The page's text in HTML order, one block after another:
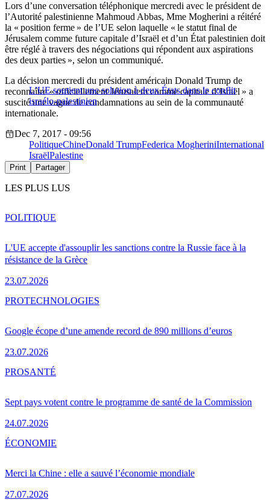
Lors d’une conversation téléphonique mercredi avec le président de
l’Autorité palestinienne Mahmoud Abbas, Mme Mogherini a réitéré
la « position ferme » de l’UE selon laquelle « le statut final de
Jérusalem comme future capitale d’Israël et d’un État palestinien doit
être réglé à travers des négociations qui répondent aux aspirations
des deux parties », selon un communiqué.
L’UE soutient une solution à deux États dans le conflit
israélo-palestinien
La décision mercredi du président américain Donald Trump de
reconnaître « officiellement Jérusalem comme capitale d’Israël » a
suscité une vague de condamnations au sein de la communauté
internationale.
Dec 7, 2017 - 09:56
PolitiqueChineDonald TrumpFederica MogheriniInternational
IsraëlPalestine
Print Partager
LES PLUS LUS
L'UE accepte d'assouplir les sanctions contre la Russie face à la
résistance de la Grèce
23.07.2026
POLITIQUE
Google écope d’une amende record de 890 millions d’euros
23.07.2026
PROTECHNOLOGIES
Sept pays votent contre le programme de santé de la Commission
24.07.2026
PROSANTÉ
Merci la Chine : elle a sauvé l’économie mondiale
27.07.2026
ÉCONOMIE